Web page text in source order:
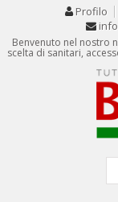
Profilo
Benvenuto nel nostro
scelta di sanitari,